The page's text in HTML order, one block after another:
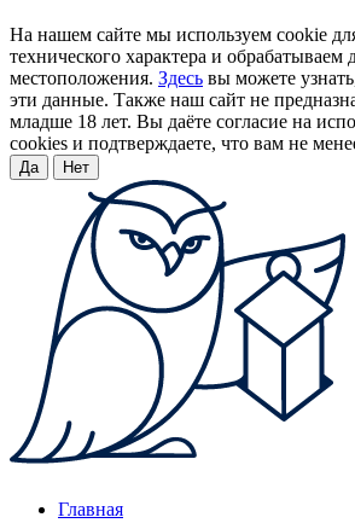
На нашем сайте мы используем cookie
технического характера и
местоположения. Здесь вы можете
эти данные. Также наш сайт не
младше 18 лет. Вы даёте согласие на
cookies и подтверждаете, что вам не
Да Нет
Главная